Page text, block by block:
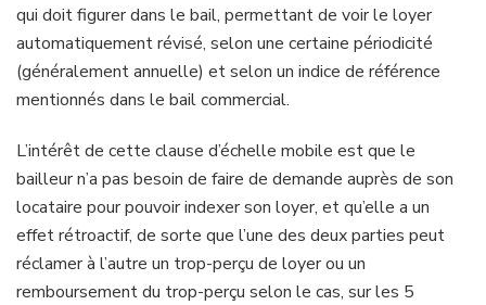
qui doit figurer dans le bail, permettant de voir le loyer
automatiquement révisé, selon une certaine périodicité
(généralement annuelle) et selon un indice de référence
mentionnés dans le bail commercial.
L’intérêt de cette clause d’échelle mobile est que le
bailleur n’a pas besoin de faire de demande auprès de son
locataire pour pouvoir indexer son loyer, et qu’elle a un
effet rétroactif, de sorte que l’une des deux parties peut
réclamer à l’autre un trop-perçu de loyer ou un
remboursement du trop-perçu selon le cas, sur les 5